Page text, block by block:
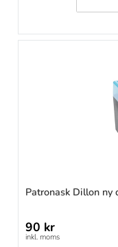
Patronask Dillon
90 kr
inkl. moms